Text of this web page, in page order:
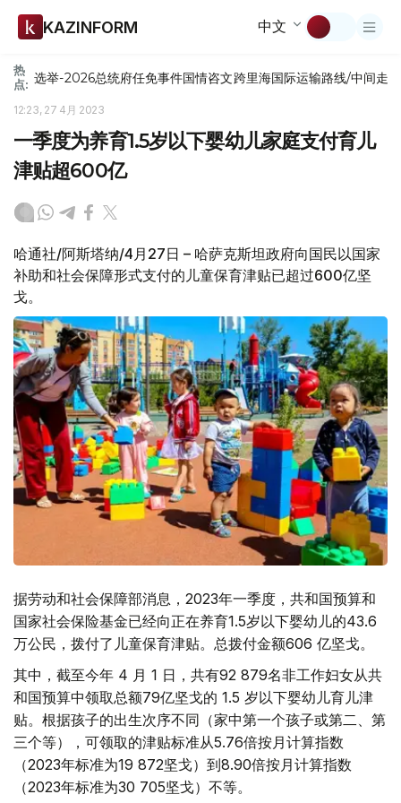
KAZINFORM 中文
热
点: 选举-2026总统府任免事件国情咨文跨里海国际运输路线/中间走廊
12:23, 27 4月 2023
一季度为养育1.5岁以下婴幼儿家庭支付育儿
津贴超600亿
哈通社/阿斯塔纳/4月27日 – 哈萨克斯坦政府向国民以国家
补助和社会保障形式支付的儿童保育津贴已超过600亿坚
戈。
据劳动和社会保障部消息，2023年一季度，共和国预算和
国家社会保险基金已经向正在养育1.5岁以下婴幼儿的43.6
万公民，拨付了儿童保育津贴。总拨付金额606 亿坚戈。
其中，截至今年 4 月 1 日，共有92 879名非工作妇女从共
和国预算中领取总额79亿坚戈的 1.5 岁以下婴幼儿育儿津
贴。根据孩子的出生次序不同（家中第一个孩子或第二、第
三个等），可领取的津贴标准从5.76倍按月计算指数
（2023年标准为19 872坚戈）到8.90倍按月计算指数
（2023年标准为30 705坚戈）不等。